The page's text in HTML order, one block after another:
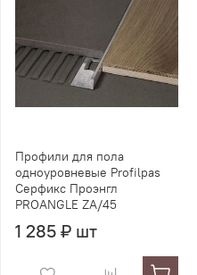
Профили для пола
одноуровневые Profilpas
Серфикс Проэнгл
PROANGLE ZA/45
1 285 ₽ шт